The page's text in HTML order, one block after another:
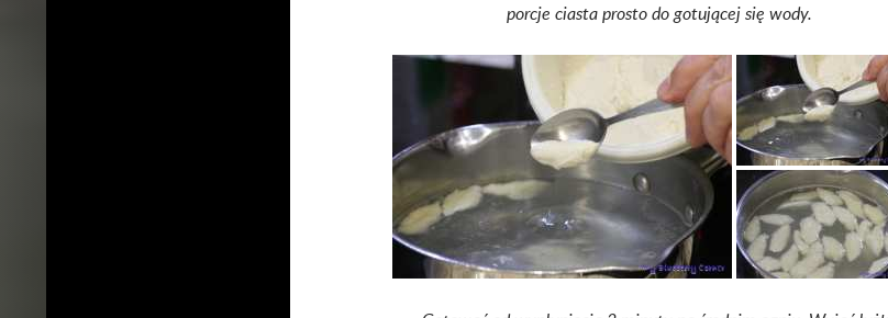
porcje ciasta prosto do gotującej się wody.